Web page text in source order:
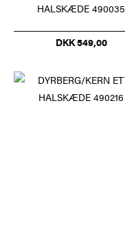
HALSKÆDE 490035
DKK 549,00